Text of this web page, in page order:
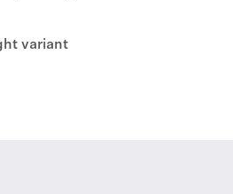
variant